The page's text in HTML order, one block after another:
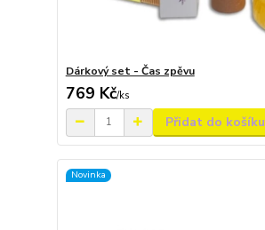
Dárkový set - Čas zpěvu
769 Kč/ks
Přidat do košíku
Novinka